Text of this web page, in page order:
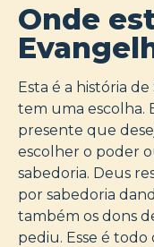
Onde
Esta é a história de
tem uma escolha.
presente que
escolher o poder
sabedoria. Deus
por sabedoria
também os dons
pediu. Esse é